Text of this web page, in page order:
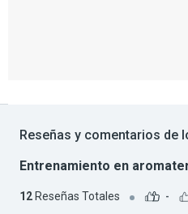
Reseñas y comentarios de
Entrenamiento en
12 Reseñas Totales -